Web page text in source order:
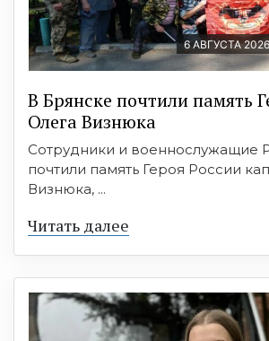
6 АВГУСТА
В Брянске почтили память
Олега Визнюка
Сотрудники и военнослужащие
почтили память Героя России
Визнюка, ...
Читать далее